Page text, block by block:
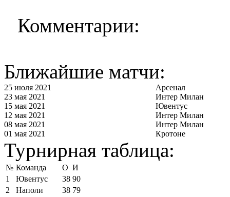
Комментарии:
Ближайшие матчи:
25 июля 2021
Арсенал
23 мая 2021
Интер Милан
15 мая 2021
Ювентус
12 мая 2021
Интер Милан
08 мая 2021
Интер Милан
01 мая 2021
Кротоне
Турнирная таблица:
№ Команда О И
1
Ювентус 38 90
2
Наполи 38 79